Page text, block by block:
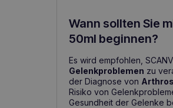
Wann sollten Sie
50ml beginnen?
Es wird empfohlen,
Gelenkproblemen zu
der Diagnose von
Risiko von
Gesundheit der Gelenke